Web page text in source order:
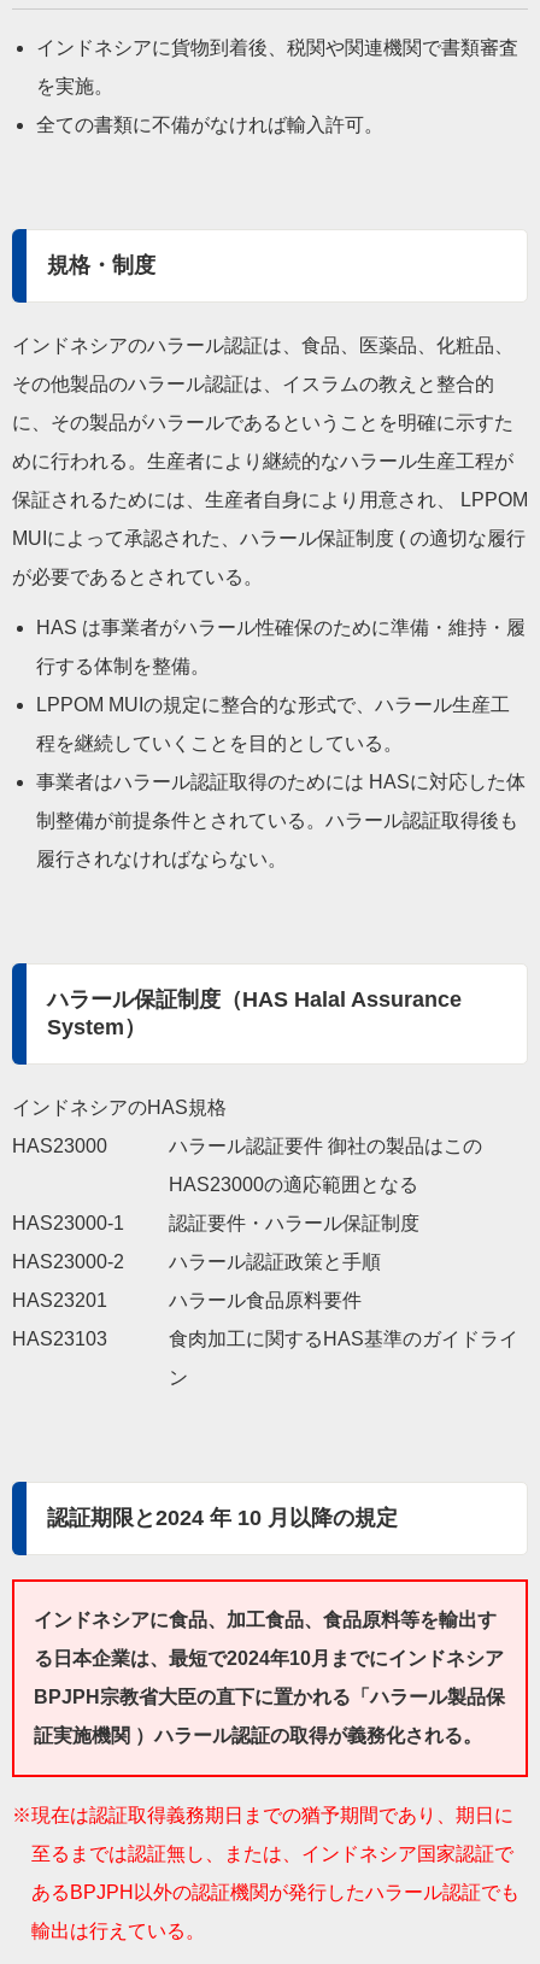
インドネシアに貨物到着後、税関や関連機関で書類審査
を実施。
全ての書類に不備がなければ輸入許可。
規格・制度
インドネシアのハラール認証は、食品、医薬品、化粧品、
その他製品のハラール認証は、イスラムの教えと整合的
に、その製品がハラールであるということを明確に示すた
めに行われる。生産者により継続的なハラール生産工程が
保証されるためには、生産者自身により用意され、 LPPOM
MUIによって承認された、ハラール保証制度 ( の適切な履行
が必要であるとされている。
HAS は事業者がハラール性確保のために準備・維持・履
行する体制を整備。
LPPOM MUIの規定に整合的な形式で、ハラール生産工
程を継続していくことを目的としている。
事業者はハラール認証取得のためには HASに対応した体
制整備が前提条件とされている。ハラール認証取得後も
履行されなければならない。
ハラール保証制度（HAS Halal Assurance
System）
インドネシアのHAS規格
HAS23000
ハラール認証要件 御社の製品はこの
HAS23000の適応範囲となる
HAS23000-1
認証要件・ハラール保証制度
HAS23000-2
ハラール認証政策と手順
HAS23201
ハラール食品原料要件
HAS23103
食肉加工に関するHAS基準のガイドライ
ン
認証期限と2024 年 10 月以降の規定
インドネシアに食品、加工食品、食品原料等を輸出す
る日本企業は、最短で2024年10月までにインドネシア
BPJPH宗教省大臣の直下に置かれる「ハラール製品保
証実施機関 ）ハラール認証の取得が義務化される。
※現在は認証取得義務期日までの猶予期間であり、期日に
至るまでは認証無し、または、インドネシア国家認証で
あるBPJPH以外の認証機関が発行したハラール認証でも
輸出は行えている。